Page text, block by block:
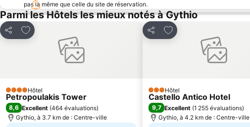
pas la même que celle du site de réservation.
Parmi les Hôtels les mieux notés à Gythio
Partager
Ajouter à mes favoris
4 ÉtoilesHôtel
Petropoulakis Tower
8,6 Excellent (464 évaluations)
Gythio, à 3.7 km de : Centre-ville
Partager
Ajouter à mes favoris
3 Étoiles
Hôtel
Castello Antico Hotel
9,7 Excellent (1 255 évaluations)
Gythio, à 4.2 km de : Centre-ville